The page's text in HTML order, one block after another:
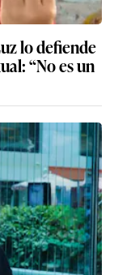
lo defiende
“No es un